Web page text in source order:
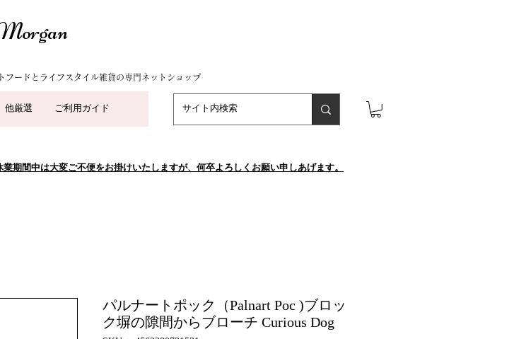
フードとライフスタイル雑貨の専門ネットショップ
他厳選 ご利用ガイド
期間中は大変ご不便をお掛けいたしますが、何卒よろしくお願い申しあげます。
パルナートポック（Palnart Poc )ブロッ
ク塀の隙間からブローチ Curious Dog